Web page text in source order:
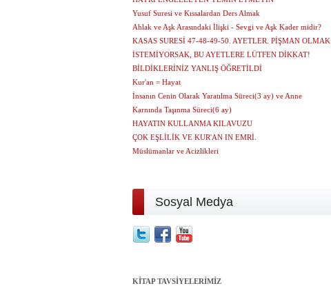
Yusuf Suresi ve Kıssalardan Ders Almak
Ahlak ve Aşk Arasındaki İlişki - Sevgi ve Aşk Kader midir?
KASAS SURESİ 47-48-49-50. AYETLER. PİŞMAN OLMAK
İSTEMİYORSAK, BU AYETLERE LÜTFEN DİKKAT!
BİLDİKLERİNİZ YANLIŞ ÖĞRETİLDİ
Kur'an = Hayat
İnsanın Cenin Olarak Yaratılma Süreci(3 ay) ve Anne
Karnında Taşınma Süreci(6 ay)
HAYATIN KULLANMA KILAVUZU
ÇOK EŞLİLİK VE KUR'AN IN EMRİ.
Müslümanlar ve Acizlikleri
Sosyal Medya
KİTAP TAVSİYELERİMİZ